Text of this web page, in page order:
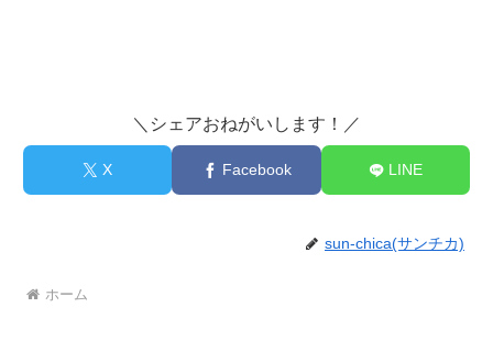
＼シェアおねがいします！／
X Facebook LINE
sun-chica(サンチカ)
ホーム